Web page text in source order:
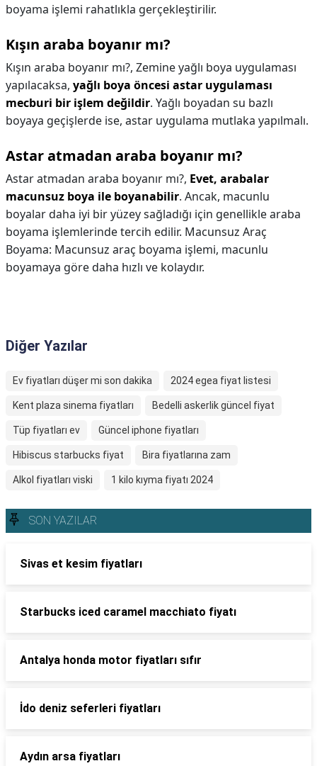
boyama işlemi rahatlıkla gerçekleştirilir.
Kışın araba boyanır mı?
Kışın araba boyanır mı?, Zemine yağlı boya uygulaması
yapılacaksa, yağlı boya öncesi astar uygulaması
mecburi bir işlem değildir. Yağlı boyadan su bazlı
boyaya geçişlerde ise, astar uygulama mutlaka yapılmalı.
Astar atmadan araba boyanır mı?
Astar atmadan araba boyanır mı?, Evet, arabalar
macunsuz boya ile boyanabilir. Ancak, macunlu
boyalar daha iyi bir yüzey sağladığı için genellikle araba
boyama işlemlerinde tercih edilir. Macunsuz Araç
Boyama: Macunsuz araç boyama işlemi, macunlu
boyamaya göre daha hızlı ve kolaydır.
Diğer Yazılar
Ev fiyatları düşer mi son dakika 2024 egea fiyat listesi
Kent plaza sinema fiyatları Bedelli askerlik güncel fiyat
Tüp fiyatları ev Güncel iphone fiyatları
Hibiscus starbucks fiyat Bira fiyatlarına zam
Alkol fiyatları viski 1 kilo kıyma fiyatı 2024
SON YAZILAR
Sivas et kesim fiyatları
Starbucks iced caramel macchiato fiyatı
Antalya honda motor fiyatları sıfır
İdo deniz seferleri fiyatları
Aydın arsa fiyatları